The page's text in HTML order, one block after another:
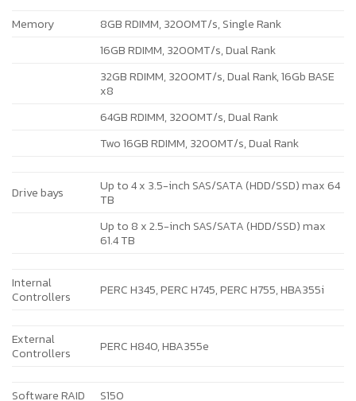
Memory
8GB RDIMM, 3200MT/s, Single Rank
16GB RDIMM, 3200MT/s, Dual Rank
32GB RDIMM, 3200MT/s, Dual Rank, 16Gb BASE
x8
64GB RDIMM, 3200MT/s, Dual Rank
Two 16GB RDIMM, 3200MT/s, Dual Rank
Drive bays
Up to 4 x 3.5-inch SAS/SATA (HDD/SSD) max 64
TB
Up to 8 x 2.5-inch SAS/SATA (HDD/SSD) max
61.4 TB
Internal
Controllers
PERC H345, PERC H745, PERC H755, HBA355i
External
Controllers
PERC H840, HBA355e
Software RAID S150